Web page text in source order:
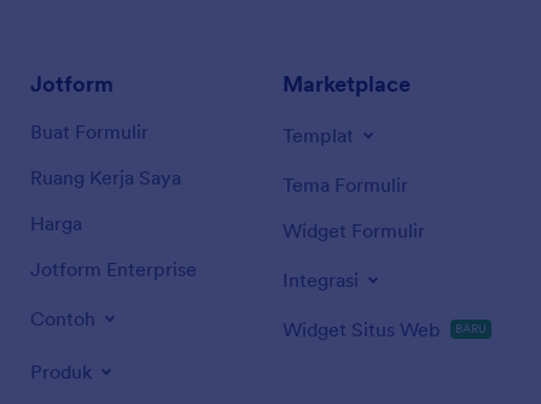
Jotform
Buat Formulir
Ruang Kerja Saya
Harga
Jotform Enterprise
Contoh
Produk
Marketplace
Templat
Tema Formulir
Widget Formulir
Integrasi
Widget Situs Web BARU